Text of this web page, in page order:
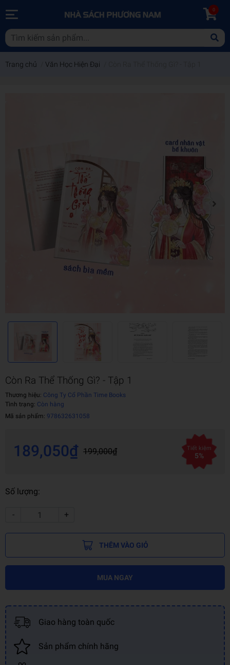
0
Trang chủ Văn Học Hiện Đại
Còn Ra Thể Thống Gì? - Tập 1
Thương hiệu: Công Ty Cổ Phần Time Books
Tình trạng: Còn hàng
Mã sản phẩm: 978632631058
189,050₫ 199,000₫ Tiết kiệm
5%
Số lượng:
- +
THÊM VÀO GIỎ
MUA NGAY
Giao hàng toàn quốc
Sản phẩm chính hãng